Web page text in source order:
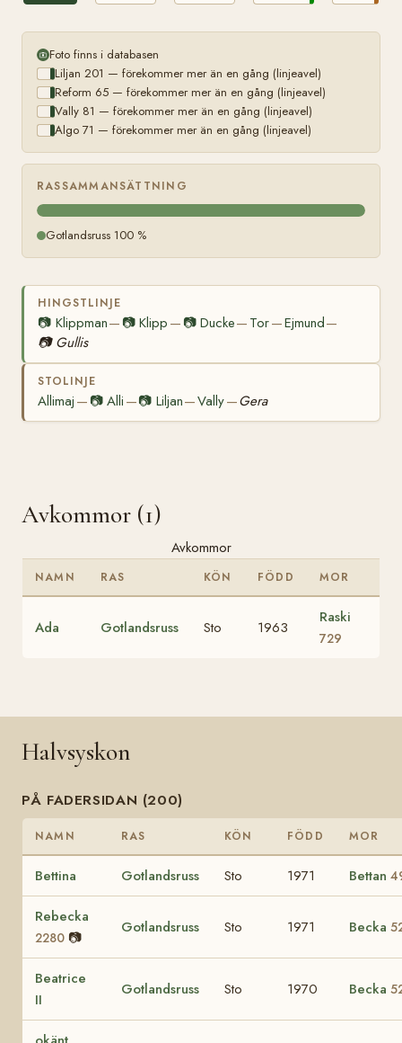
Foto finns i databasen
Liljan 201 — förekommer mer än en gång (linjeavel)
Reform 65 — förekommer mer än en gång (linjeavel)
Vally 81 — förekommer mer än en gång (linjeavel)
Algo 71 — förekommer mer än en gång (linjeavel)
RASSAMMANSÄTTNING
Gotlandsruss 100 %
HINGSTLINJE
📷 Klippman— 📷Klipp — 📷 Ducke— Tor—Ejmund—
📷 Gullis
STOLINJE
Allimaj — 📷Alli —📷 Liljan—Vally—Gera
Avkommor (1)
Avkommor
NAMN RAS KÖN FÖDD MOR
Ada Gotlandsruss Sto 1963
Raski
729
Halvsyskon
PÅ FADERSIDAN (200)
NAMN RAS KÖN FÖDD MOR
Bettina Gotlandsruss Sto 1971 Bettan
Rebecka
2280 📷
Gotlandsruss Sto 1971 Becka
Beatrice
II
Gotlandsruss Sto 1970 Becka